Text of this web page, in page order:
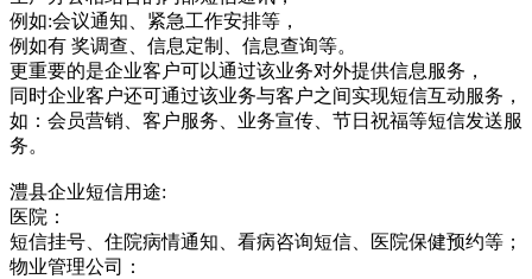
例如:会议通知、紧急工作安排等，
例如有 奖调查、信息定制、信息查询等。
更重要的是企业客户可以通过该业务对外提供信息服务，
同时企业客户还可通过该业务与客户之间实现短信互动服务，
如：会员营销、客户服务、业务宣传、节日祝福等短信发送服
务。
澧县企业短信用途:
医院：
短信挂号、住院病情通知、看病咨询短信、医院保健预约等；
物业管理公司：